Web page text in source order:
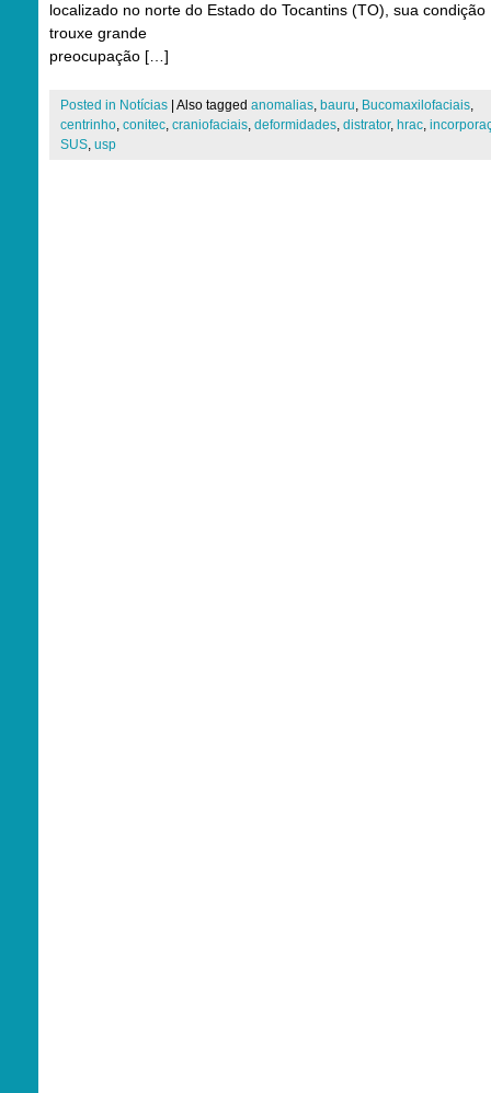
localizado no norte do Estado do Tocantins (TO), sua condição
trouxe grande
preocupação […]
Posted in Notícias Also tagged anomalias, bauru, Bucomaxilofaciais,
centrinho, conitec, craniofaciais, deformidades, distrator, hrac,
SUS, usp